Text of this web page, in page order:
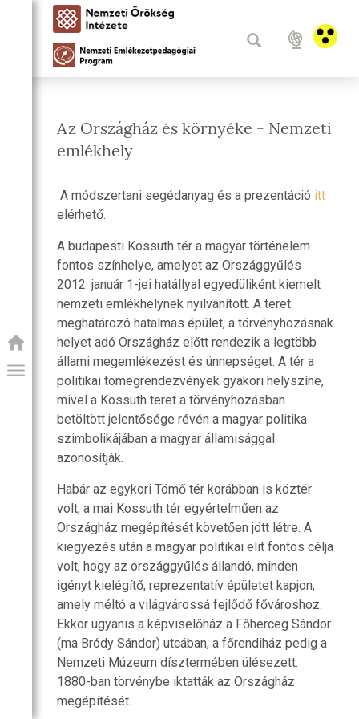
Az Országház és környéke - Nemzeti
emlékhely
A módszertani segédanyag és a prezentáció itt
elérhető.
A budapesti Kossuth tér a magyar történelem
fontos színhelye, amelyet az Országgyűlés
2012. január 1-jei hatállyal egyedüliként kiemelt
nemzeti emlékhelynek nyilvánított. A teret
meghatározó hatalmas épület, a törvényhozásnak
helyet adó Országház előtt rendezik a legtöbb
állami megemlékezést és ünnepséget. A tér a
politikai tömegrendezvények gyakori helyszíne,
mivel a Kossuth teret a törvényhozásban
betöltött jelentősége révén a magyar politika
szimbolikájában a magyar államisággal
azonosítják.
Habár az egykori Tömő tér korábban is köztér
volt, a mai Kossuth tér egyértelműen az
Országház megépítését követően jött létre. A
kiegyezés után a magyar politikai elit fontos célja
volt, hogy az országgyűlés állandó, minden
igényt kielégítő, reprezentatív épületet kapjon,
amely méltó a világvárossá fejlődő fővároshoz.
Ekkor ugyanis a képviselőház a Főherceg Sándor
(ma Bródy Sándor) utcában, a főrendiház pedig a
Nemzeti Múzeum dísztermében ülésezett.
1880-ban törvénybe iktatták az Országház
megépítését.